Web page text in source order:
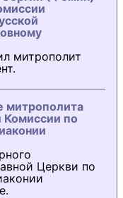
митрополит
митрополита
Комиссии по
Церкви по